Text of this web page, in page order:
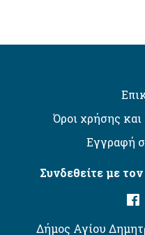
Όροι χρήσης
Εγγραφή
Συνδεθείτε με
Δήμος Αγίου